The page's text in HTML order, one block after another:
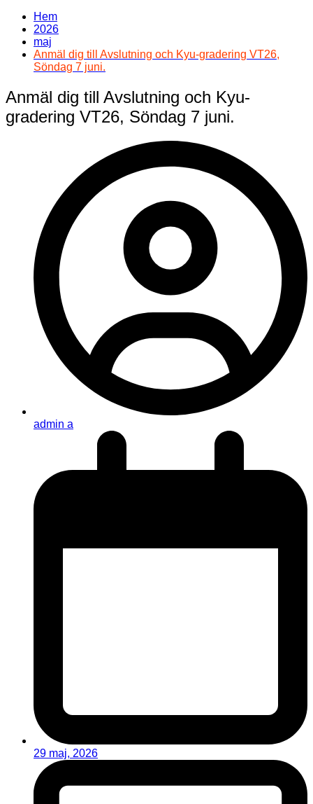
Hem
2026
maj
Anmäl dig till Avslutning och Kyu-gradering VT26,
Söndag 7 juni.
Anmäl dig till Avslutning och Kyu-
gradering VT26, Söndag 7 juni.
admin a
29 maj, 2026